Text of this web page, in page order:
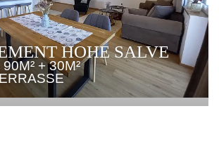
HOHE SALVE
+ 30M²